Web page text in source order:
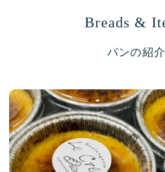
Breads &
パンの紹介